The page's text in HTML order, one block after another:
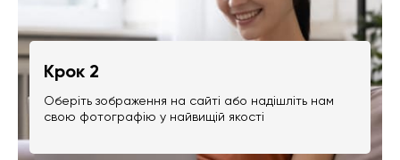
Крок 2
Оберіть зображення на сайті або надішліть нам
свою фотографію у найвищій якості